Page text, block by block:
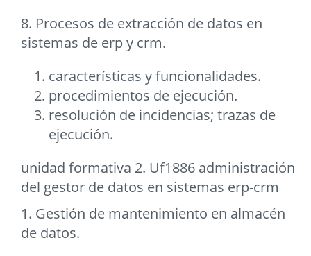
8. Procesos de extracción de datos en
sistemas de erp y crm.
características y funcionalidades.
procedimientos de ejecución.
resolución de incidencias; trazas de
ejecución.
unidad formativa 2. Uf1886 administración
del gestor de datos en sistemas erp-crm
1. Gestión de mantenimiento en almacén
de datos.